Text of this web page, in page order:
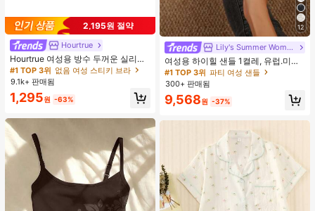
2,195원 절약
Hourtrue
Hourtrue 여성용 방수 두꺼운 실리콘
가슴 페탈, 작은 가슴 리프트업 & 푸시
인용, 웨딩 촬영 및 들러리용
#1 TOP 3위 없음 여성 스티키 브라
9.1k+ 판매됨
1,295원 -63%
12
Lily's Summer Women Shoes
여성용 하이힐 샌들 1켤레, 유럽.미국
플러스 사이즈 어머니날 선물, 패셔너
블하고 편안한 PU 미끄럼 방지 솔리
드 컬러 청키 힐 주름 텍스처 라운드
토 오픈토 슬립온 하이힐, 힐 높이 5c
m, 실내외 겸용, 귀엽고 고급스러운 데
일리.파티.볼.휴가.홈.캠퍼스.모임.오
피스용, 2026 봄/여름 신상 (약간 크게
#1 TOP 3위 파티 여성 샌들
300+ 판매됨
9,568원 -37%